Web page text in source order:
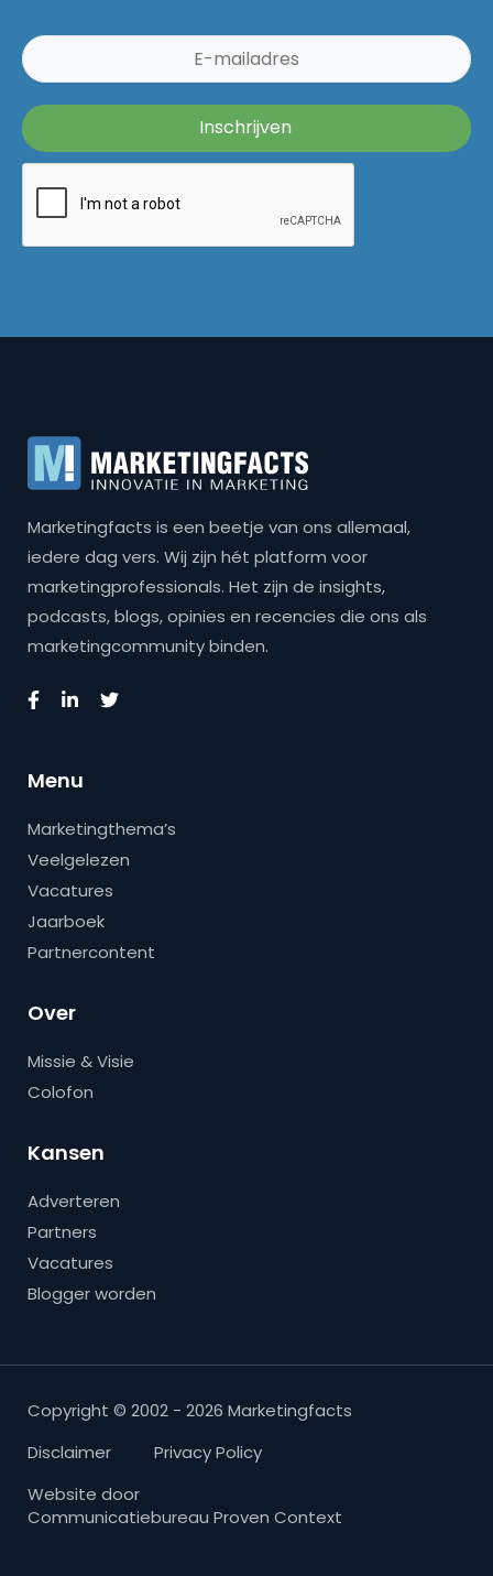
Marketingfacts is een beetje van ons allemaal,
iedere dag vers. Wij zijn hét platform voor
marketingprofessionals. Het zijn de insights,
podcasts, blogs, opinies en recencies die ons als
marketingcommunity binden.
Menu
Marketingthema’s
Veelgelezen
Vacatures
Jaarboek
Partnercontent
Over
Missie & Visie
Colofon
Kansen
Adverteren
Partners
Vacatures
Blogger worden
Copyright © 2002 - 2026 Marketingfacts
Disclaimer
Privacy Policy
Website door
Communicatiebureau Proven Context